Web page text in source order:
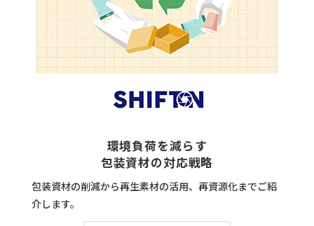
環境負荷を減らす
包装資材の対応戦略
包装資材の削減から再生素材の活用、再資源化までご紹
介します。